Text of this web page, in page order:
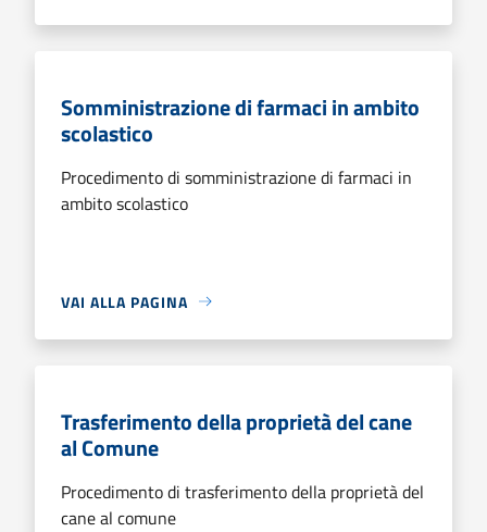
Somministrazione di farmaci in ambito
scolastico
Procedimento di somministrazione di farmaci in
ambito scolastico
VAI ALLA PAGINA
Trasferimento della proprietà del cane
al Comune
Procedimento di trasferimento della proprietà del
cane al comune